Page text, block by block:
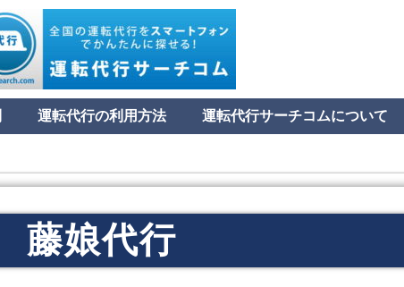
運転代行の利用方法 運転代行サーチコムについて
藤娘代行